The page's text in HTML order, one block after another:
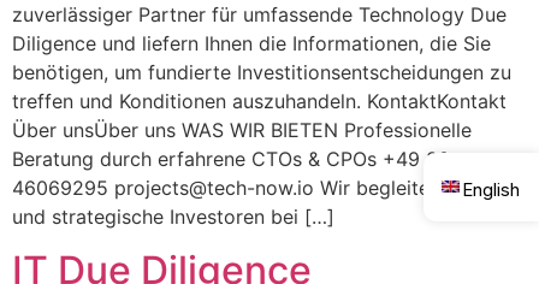
zuverlässiger Partner für umfassende Technology Due
Diligence und liefern Ihnen die Informationen, die Sie
benötigen, um fundierte Investitionsentscheidungen zu
treffen und Konditionen auszuhandeln. KontaktKontakt
Über unsÜber uns WAS WIR BIETEN Professionelle
Beratung durch erfahrene CTOs & CPOs +49 30
46069295 projects@tech-now.io Wir begleiten PE-, VC-
und strategische Investoren bei […]
IT Due Diligence
English